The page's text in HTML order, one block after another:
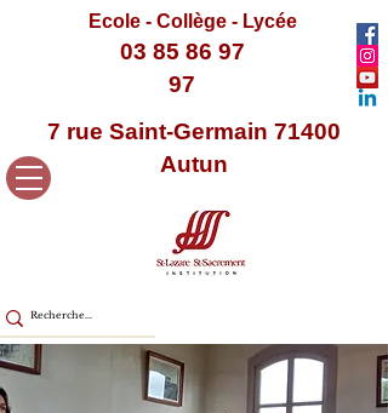
Ecole - Collège - Lycée
03 85 86 97
97
7 rue Saint-Germain 71400
Autun